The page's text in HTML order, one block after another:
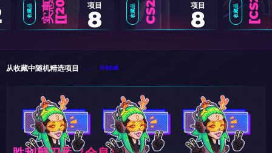
收藏品
C
S
2
最
佳
万
圣
节
主
题
皮
肤
[
2
0
2
收藏品 项目
8
收藏品 项目
8
从收藏中随机精选项目 所有收藏